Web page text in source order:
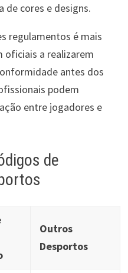
de cores e designs.
regulamentos é mais
oficiais a realizarem
antes dos
podem
entre jogadores e
de
Outros
Desportos